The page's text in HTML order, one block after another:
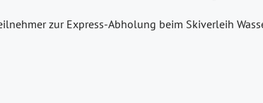
zur Express-Abholung beim Skiverleih